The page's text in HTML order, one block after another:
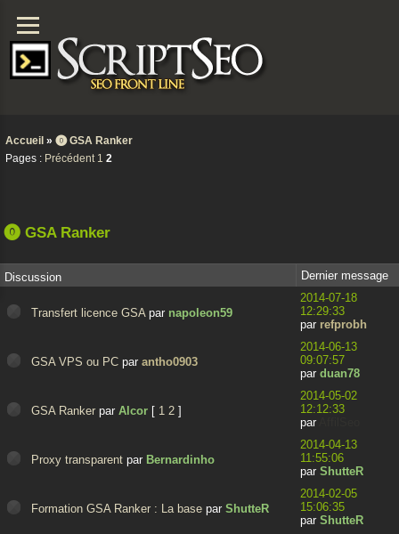
Accueil » ⓿ GSA Ranker
Pages : Précédent 1 2
⓿ GSA Ranker
Discussion Dernier message
Transfert licence GSA par napoleon59
2014-07-18
12:29:33
par refprobh
GSA VPS ou PC parantho0903
2014-06-13
09:07:57
par duan78
GSA Ranker parAlcor [ 1 2 ]
2014-05-02
12:12:33
par
Proxy transparent par Bernardinho
2014-04-13
11:55:06
par ShutteR
Formation GSA Ranker : La base parShutteR
2014-02-05
15:06:35
par ShutteR